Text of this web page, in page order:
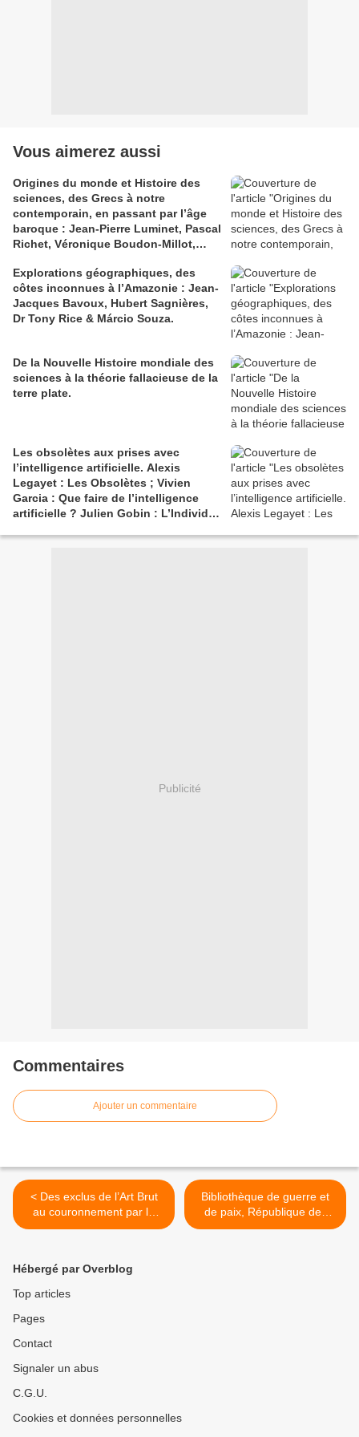
Vous aimerez aussi
Origines du monde et Histoire des
sciences, des Grecs à notre
contemporain, en passant par l’âge
baroque : Jean-Pierre Luminet, Pascal
Richet, Véronique Boudon-Millot,
Explorations géographiques, des
côtes inconnues à l’Amazonie : Jean-
Jacques Bavoux, Hubert Sagnières,
Dr Tony Rice & Márcio Souza.
De la Nouvelle Histoire mondiale des
sciences à la théorie fallacieuse de la
terre plate.
Les obsolètes aux prises avec
l’intelligence artificielle. Alexis
Legayet : Les Obsolètes ; Vivien
Garcia : Que faire de l’intelligence
artificielle ? Julien Gobin : L’Individu,
Publicité
Commentaires
Ajouter un commentaire
< Des exclus de l’Art Brut
au couronnement par le
livre d’art : Michel Thévoz,
Jean-Pierre Ritsch-Fisch.
Bibliothèque de guerre et
de paix, République des
Lettres : Marc Fumaroli &
Hébergé par Overblog
Top articles
Pages
Contact
Signaler un abus
C.G.U.
Cookies et données personnelles